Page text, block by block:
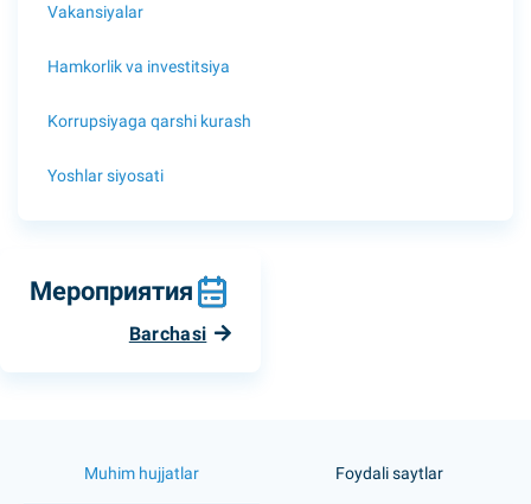
Vakansiyalar
Hamkorlik va investitsiya
Korrupsiyaga qarshi kurash
Yoshlar siyosati
Мероприятия
Barchasi
Muhim hujjatlar Foydali saytlar